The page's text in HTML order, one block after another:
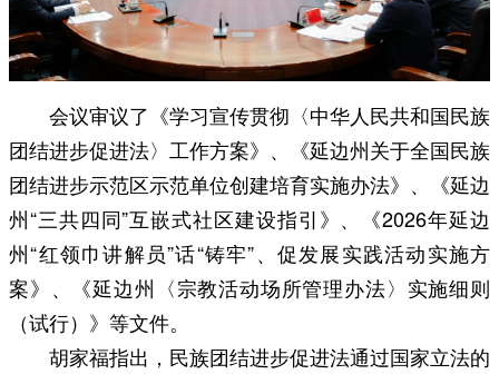
会议审议了《学习宣传贯彻〈中华人民共和国民族
团结进步促进法〉工作方案》、《延边州关于全国民族
团结进步示范区示范单位创建培育实施办法》、《延边
州“三共四同”互嵌式社区建设指引》、《2026年延边
州“红领巾讲解员”话“铸牢”、促发展实践活动实施方
案》、《延边州〈宗教活动场所管理办法〉实施细则
（试行）》等文件。
胡家福指出，民族团结进步促进法通过国家立法的